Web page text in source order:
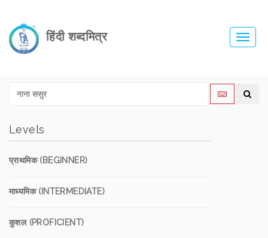
हिंदी शब्दमित्र
Levels
प्राथमिक (BEGINNER)
माध्यमिक (INTERMEDIATE)
कुशल (PROFICIENT)